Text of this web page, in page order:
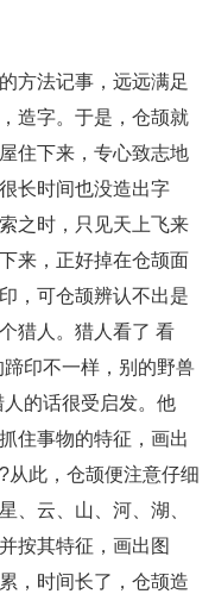
方法记事，远远满足
造字。于是，仓颉就
住下来，专心致志地
长时间也没造出字
之时，只见天上飞来
来，正好掉在仓颉面
，可仓颉辨认不出是
猎人。猎人看了 看
印不一样，别的野兽
的话很受启发。他
住事物的特征，画出
从此，仓颉便注意仔细
、云、山、河、湖、
按其特征，画出图
，时间长了，仓颉造